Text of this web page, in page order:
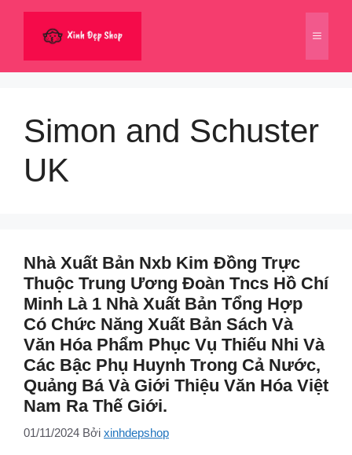
dung
Menu
Simon and Schuster
UK
Nhà Xuất Bản Nxb Kim Đồng Trực
Thuộc Trung Ương Đoàn Tncs Hồ Chí
Minh Là 1 Nhà Xuất Bản Tổng Hợp
Có Chức Năng Xuất Bản Sách Và
Văn Hóa Phẩm Phục Vụ Thiếu Nhi Và
Các Bậc Phụ Huynh Trong Cả Nước,
Quảng Bá Và Giới Thiệu Văn Hóa Việt
Nam Ra Thế Giới.
01/11/2024 Bởi xinhdepshop